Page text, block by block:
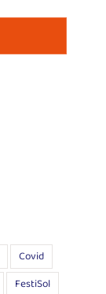
Covid
FestiSol